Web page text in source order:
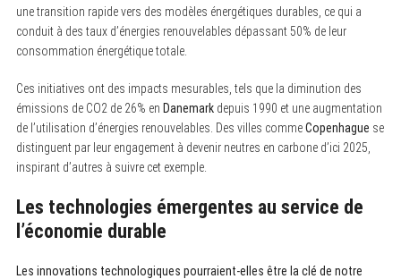
une transition rapide vers des modèles énergétiques durables, ce qui a
conduit à des taux d’énergies renouvelables dépassant 50% de leur
consommation énergétique totale.
Ces initiatives ont des impacts mesurables, tels que la diminution des
émissions de CO2 de 26% en Danemarkdepuis 1990 et une augmentation
de l’utilisation d’énergies renouvelables. Des villes commeCopenhague se
distinguent par leur engagement à devenir neutres en carbone d’ici 2025,
inspirant d’autres à suivre cet exemple.
Les technologies émergentes au service de
l’économie durable
Les innovations technologiques pourraient-elles être la clé de notre